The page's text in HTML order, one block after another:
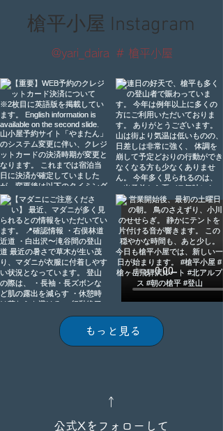
槍平小屋 Instagram
# 槍平小屋
@yari_daira
もっと見る
↑
公式Xをフォローして